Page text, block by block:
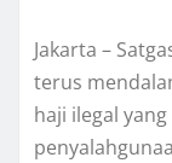
Jakarta –
terus
haji ilegal